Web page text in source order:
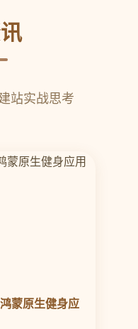
站实战思考
蒙原生健身应